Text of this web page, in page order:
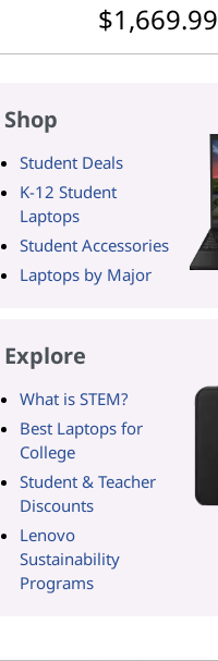
$1,669.99
Shop
Student Deals
K-12 Student
Laptops
Student Accessories
Laptops by Major
Explore
What is STEM?
Best Laptops for
College
Student & Teacher
Discounts
Lenovo
Sustainability
Programs